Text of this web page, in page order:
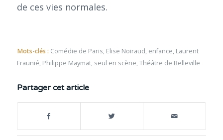
de ces vies normales.
Mots-clés : Comédie de Paris, Elise Noiraud, enfance, Laurent
Fraunié, Philippe Maymat, seul en scène,Théâtre de Belleville
Partager cet article